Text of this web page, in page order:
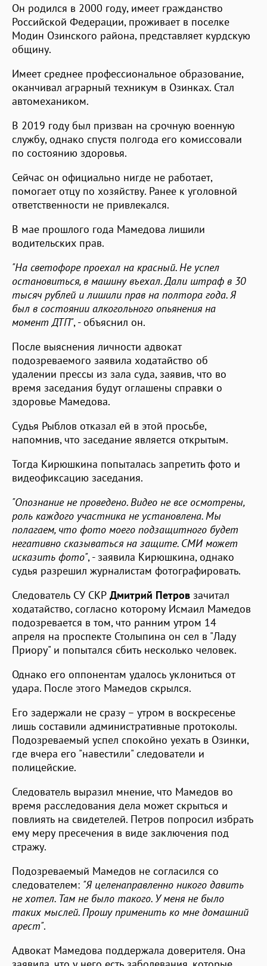
Он родился в 2000 году, имеет гражданство
Российской Федерации, проживает в поселке
Модин Озинского района, представляет курдскую
общину.
Имеет среднее профессиональное образование,
оканчивал аграрный техникум в Озинках. Стал
автомехаником.
В 2019 году был призван на срочную военную
службу, однако спустя полгода его комиссовали
по состоянию здоровья.
Сейчас он официально нигде не работает,
помогает отцу по хозяйству. Ранее к уголовной
ответственности не привлекался.
В мае прошлого года Мамедова лишили
водительских прав.
"На светофоре проехал на красный. Не успел
остановиться, в машину въехал. Дали штраф в 30
тысяч рублей и лишили прав на полтора года. Я
был в состоянии алкогольного опьянения на
момент ДТП", - объяснил он.
После выяснения личности адвокат
подозреваемого заявила ходатайство об
удалении прессы из зала суда, заявив, что во
время заседания будут оглашены справки о
здоровье Мамедова.
Судья Рыблов отказал ей в этой просьбе,
напомнив, что заседание является открытым.
Тогда Кирюшкина попыталась запретить фото и
видеофиксацию заседания.
"Опознание не проведено. Видео не все осмотрены,
роль каждого участника не установлена. Мы
полагаем, что фото моего подзащитного будет
негативно сказываться на защите. СМИ может
исказить фото", - заявила Кирюшкина, однако
судья разрешил журналистам фотографировать.
Следователь СУ СКР Дмитрий Петров зачитал
ходатайство, согласно которому Исмаил Мамедов
подозревается в том, что ранним утром 14
апреля на проспекте Столыпина он сел в "Ладу
Приору" и попытался сбить несколько человек.
Однако его оппонентам удалось уклониться от
удара. После этого Мамедов скрылся.
Его задержали не сразу – утром в воскресенье
лишь составили административные протоколы.
Подозреваемый успел спокойно уехать в Озинки,
где вчера его "навестили" следователи и
полицейские.
Следователь выразил мнение, что Мамедов во
время расследования дела может скрыться и
повлиять на свидетелей. Петров попросил избрать
ему меру пресечения в виде заключения под
стражу.
Подозреваемый Мамедов не согласился со
следователем: "Я целенаправленно никого давить
не хотел. Там не было такого. У меня не было
таких мыслей. Прошу применить ко мне домашний
арест".
Адвокат Мамедова поддержала доверителя. Она